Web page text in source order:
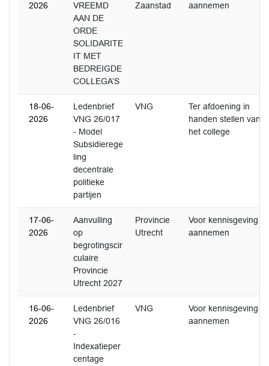
2026
VREEMD
AAN DE
ORDE
SOLIDARITE
IT MET
BEDREIGDE
COLLEGA’S
Zaanstad
aannemen
18-06-
2026
Ledenbrief
VNG 26/017
- Model
Subsidierege
ling
decentrale
politieke
partijen
VNG
Ter afdoening in
handen stellen van
het college
17-06-
2026
Aanvulling
op
begrotingscir
culaire
Provincie
Utrecht 2027
Provincie
Utrecht
Voor kennisgeving
aannemen
16-06-
2026
Ledenbrief
VNG 26/016
-
Indexatieper
centage
VNG
Voor kennisgeving
aannemen